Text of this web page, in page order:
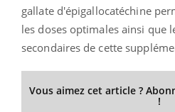
gallate d'épigallocatéchine
les doses optimales ainsi que
secondaires de cette
Vous aimez cet article ?
!